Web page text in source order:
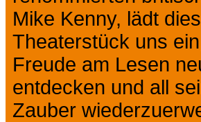
Mike Kenny, lädt
Theaterstück uns
Freude am Lesen
entdecken und all
Zauber